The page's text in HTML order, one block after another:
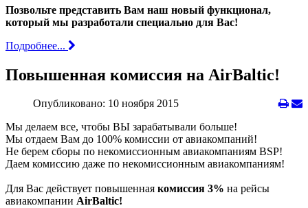
Позвольте представить Вам наш новый функционал,
который мы разработали специально для Вас!
Подробнее...
Повышенная комиссия на АirBaltic!
Опубликовано: 10 ноября 2015
Мы делаем все, чтобы ВЫ зарабатывали больше!
Мы отдаем Вам до 100% комиссии от авиакомпаний!
Не берем сборы по некомиссионным авиакомпаниям BSP!
Даем комиссию даже по некомиссионным авиакомпаниям!
Для Вас действует повышенная комиссия 3% на рейсы
авиакомпании AirBaltic!